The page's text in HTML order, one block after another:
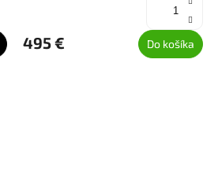
495 € Do košíka